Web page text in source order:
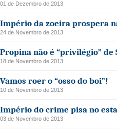
01 de Dezembro de 2013
Império da zoeira prospera
24 de Novembro de 2013
Propina não é “privilégio” de
18 de Novembro de 2013
Vamos roer o “osso do boi”!
10 de Novembro de 2013
Império do crime pisa no
03 de Novembro de 2013